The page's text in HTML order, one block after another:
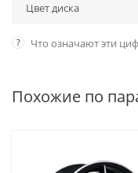
Цвет диска
? Что означают эти
Похожие по